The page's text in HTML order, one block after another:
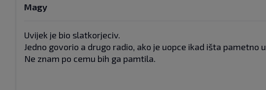
Magy
Uvijek je bio slatkorjeciv.
Jedno govorio a drugo radio, ako je uopce ikad išta pametno
Ne znam po cemu bih ga pamtila.